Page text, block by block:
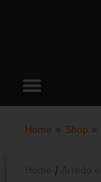
Home » Shop »
/